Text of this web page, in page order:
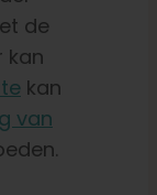
de
kan
kan
van